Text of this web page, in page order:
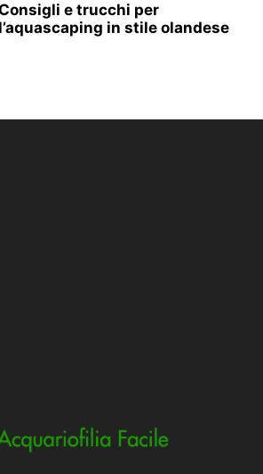
e trucchi per
l’aquascaping in stile olandese